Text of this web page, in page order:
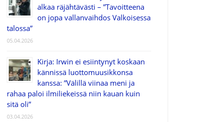
alkaa räjähtävästi – ”Tavoitteena
on jopa vallanvaihdos Valkoisessa
talossa”
05.04.2026
Kirja: Irwin ei esiintynyt koskaan
kännissä luottomuusikkonsa
kanssa: ”Välillä viinaa meni ja
rahaa paloi ilmiliekeissä niin kauan kuin
sitä oli”
03.04.2026